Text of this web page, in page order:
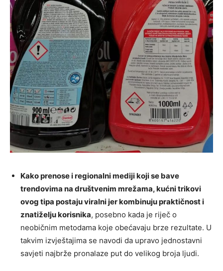
Kako prenose i regionalni mediji koji se bave
trendovima na društvenim mrežama, kućni trikovi
ovog tipa postaju viralni jer kombinuju praktičnost i
znatiželju korisnika, posebno kada je riječ o
neobičnim metodama koje obećavaju brze rezultate. U
takvim izvještajima se navodi da upravo jednostavni
savjeti najbrže pronalaze put do velikog broja ljudi.